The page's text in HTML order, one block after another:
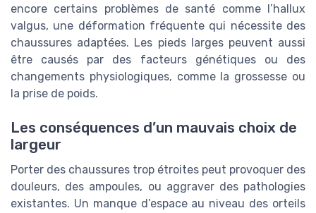
encore certains problèmes de santé comme l’hallux
valgus, une déformation fréquente qui nécessite des
chaussures adaptées. Les pieds larges peuvent aussi
être causés par des facteurs génétiques ou des
changements physiologiques, comme la grossesse ou
la prise de poids.
Les conséquences d’un mauvais choix de
largeur
Porter des chaussures trop étroites peut provoquer des
douleurs, des ampoules, ou aggraver des pathologies
existantes. Un manque d’espace au niveau des orteils